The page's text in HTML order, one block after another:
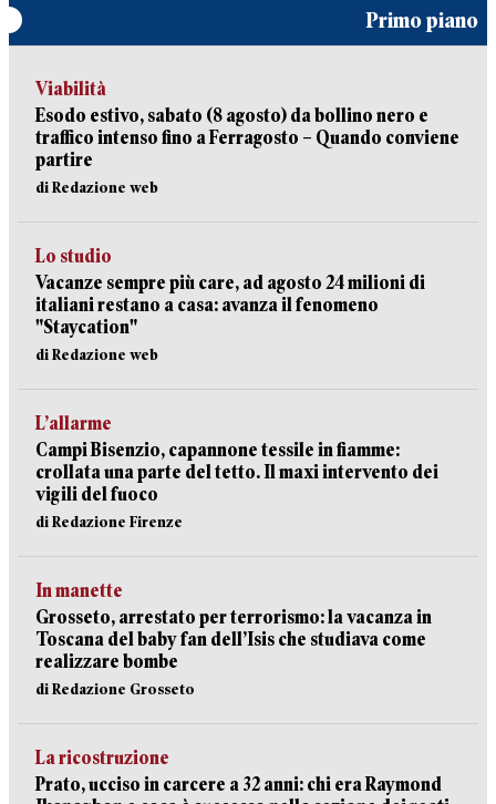
Primo piano
Viabilità
Esodo estivo, sabato (8 agosto) da bollino nero e
traffico intenso fino a Ferragosto – Quando conviene
partire
di Redazione web
Lo studio
Vacanze sempre più care, ad agosto 24 milioni di
italiani restano a casa: avanza il fenomeno
"Staycation"
di Redazione web
L’allarme
Campi Bisenzio, capannone tessile in fiamme:
crollata una parte del tetto. Il maxi intervento dei
vigili del fuoco
di Redazione Firenze
In manette
Grosseto, arrestato per terrorismo: la vacanza in
Toscana del baby fan dell’Isis che studiava come
realizzare bombe
di Redazione Grosseto
La ricostruzione
Prato, ucciso in carcere a 32 anni: chi era Raymond